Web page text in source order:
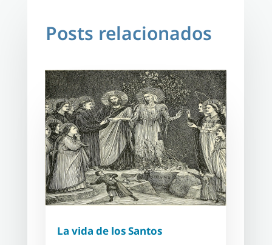
Posts relacionados
La vida de los Santos